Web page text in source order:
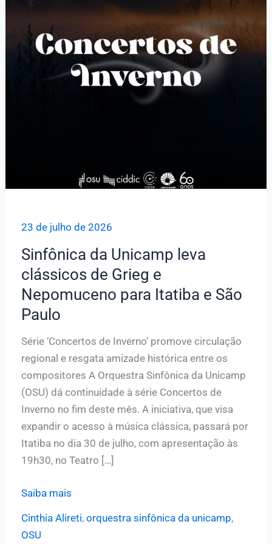
23 de julho de 2026
Sinfônica da Unicamp leva
clássicos de Grieg e
Nepomuceno para Itatiba e São
Paulo
Série ‘Concertos de Inverno’ promove circulação
regional e resgata amizade histórica entre os
compositores A Orquestra Sinfônica da Unicamp
(OSU) dá continuidade à série Concertos de
Inverno no fim deste mês. A iniciativa, que visa
expandir o acesso à música clássica, passará por
Itatiba no dia 30 de julho, com apresentação às
19h30, no Teatro […]
Sinfônica
Saiba mais
Cinthia Alireti, orquestra sinfônica da unicamp,
OSU